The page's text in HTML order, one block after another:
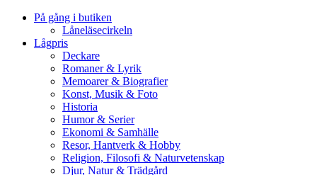
På gång i butiken
Låneläsecirkeln
Lågpris
Deckare
Romaner & Lyrik
Memoarer & Biografier
Konst, Musik & Foto
Historia
Humor & Serier
Ekonomi & Samhälle
Resor, Hantverk & Hobby
Religion, Filosofi & Naturvetenskap
Djur, Natur & Trädgård